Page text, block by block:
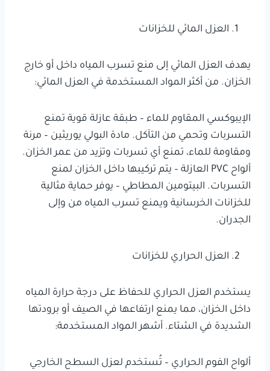
العزل المائي للخزانات
يهدف العزل المائي إلى منع تسرب المياه داخل أو خارج
الخزان. من أكثر المواد المستخدمة في العزل المائي:
الإيبوكسي المقاوم للماء – طبقة عازلة قوية تمنع
التسربات وتحمي من التآكل. مادة البولي يوريثين – مرنة
ومقاومة للماء، تمنع أي تسربات وتزيد من عمر الخزان.
ألواح PVC العازلة – يتم تركيبها داخل الخزان لمنع
التسربات. البيتومين المطاطي – يوفر حماية مثالية
للخزانات الخرسانية ويمنع تسرب المياه من وإلى
الجدران.
العزل الحراري للخزانات
يستخدم العزل الحراري للحفاظ على درجة حرارة المياه
داخل الخزان، مما يمنع ارتفاعها في الصيف أو برودتها
الشديدة في الشتاء. أشهر المواد المستخدمة:
ألواح الفوم الحراري – تُستخدم لعزل السطح الخارجي